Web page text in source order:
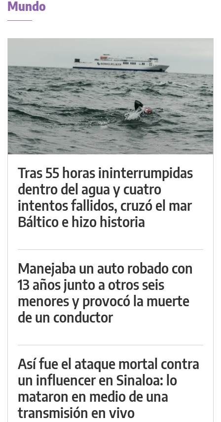
Mundo
Tras 55 horas ininterrumpidas
dentro del agua y cuatro
intentos fallidos, cruzó el mar
Báltico e hizo historia
Manejaba un auto robado con
13 años junto a otros seis
menores y provocó la muerte
de un conductor
Así fue el ataque mortal contra
un influencer en Sinaloa: lo
mataron en medio de una
transmisión en vivo